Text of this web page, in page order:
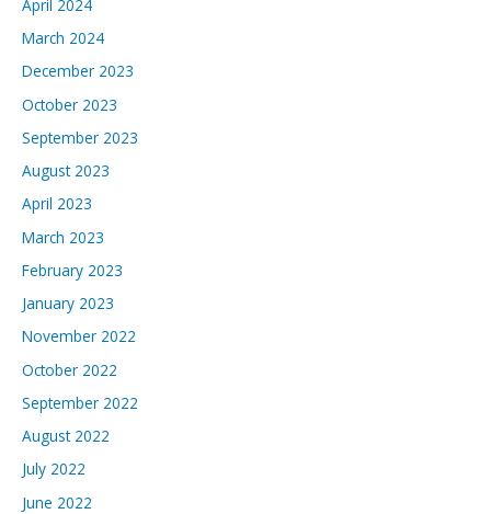
April 2024
March 2024
December 2023
October 2023
September 2023
August 2023
April 2023
March 2023
February 2023
January 2023
November 2022
October 2022
September 2022
August 2022
July 2022
June 2022